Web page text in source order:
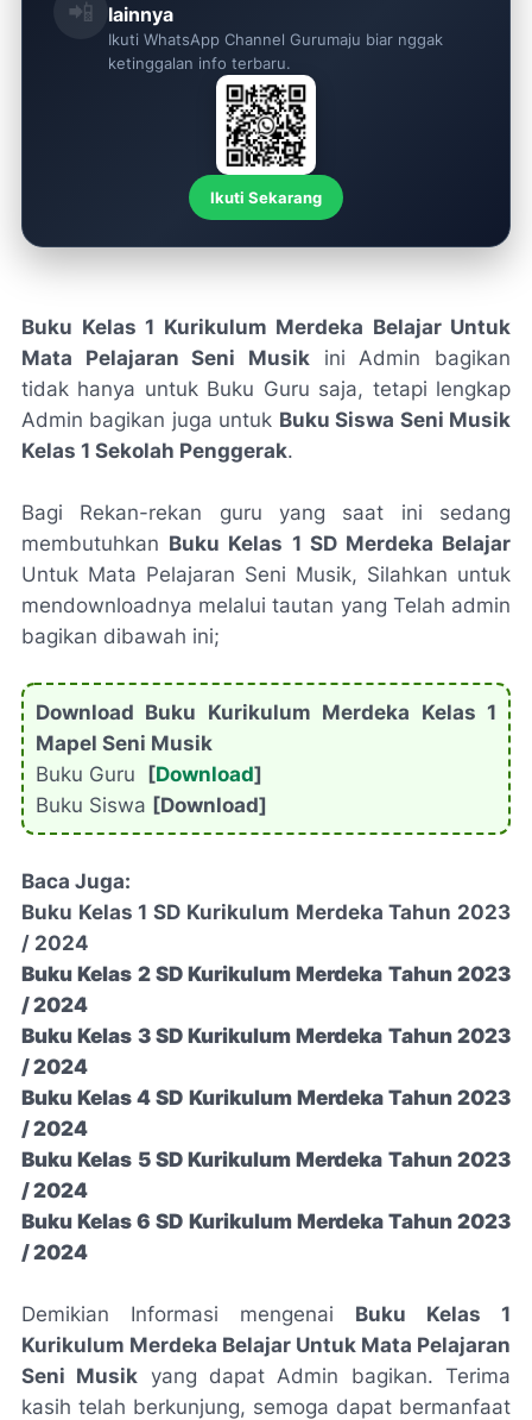
📲 lainnya
Ikuti WhatsApp Channel Gurumaju biar nggak
ketinggalan info terbaru.
Ikuti Sekarang
Buku Kelas 1 Kurikulum Merdeka Belajar Untuk
Mata Pelajaran Seni Musik ini Admin bagikan
tidak hanya untuk Buku Guru saja, tetapi lengkap
Admin bagikan juga untuk Buku Siswa Seni Musik
Kelas 1 Sekolah Penggerak.
Bagi Rekan-rekan guru yang saat ini sedang
membutuhkan Buku Kelas 1 SD Merdeka Belajar
Untuk Mata Pelajaran Seni Musik, Silahkan untuk
mendownloadnya melalui tautan yang Telah admin
bagikan dibawah ini;
Download Buku Kurikulum Merdeka Kelas 1
Mapel Seni Musik
Buku Guru
[Download]
Buku Siswa [Download]
Baca Juga:
Buku Kelas 1 SD Kurikulum Merdeka Tahun 2023
/ 2024
Buku Kelas 2 SD Kurikulum Merdeka Tahun 2023
/ 2024
Buku Kelas 3 SD Kurikulum Merdeka Tahun 2023
/ 2024
Buku Kelas 4 SD Kurikulum Merdeka Tahun 2023
/ 2024
Buku Kelas 5 SD Kurikulum Merdeka Tahun 2023
/ 2024
Buku Kelas 6 SD Kurikulum Merdeka Tahun 2023
/ 2024
Demikian Informasi mengenai Buku Kelas 1
Kurikulum Merdeka Belajar Untuk Mata Pelajaran
Seni Musik yang dapat Admin bagikan. Terima
kasih telah berkunjung, semoga dapat bermanfaat